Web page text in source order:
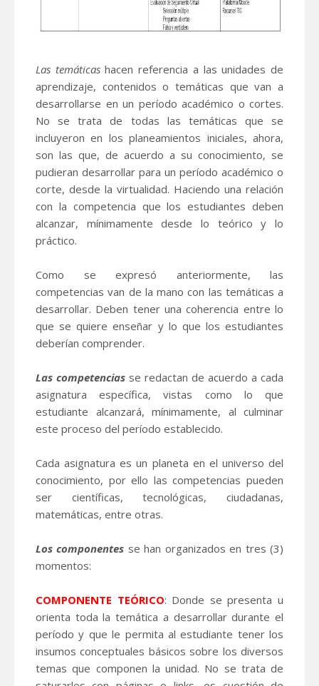
Las temáticashacen referencia a las unidades de
aprendizaje, contenidos o temáticas que van a
desarrollarse en un período académico o cortes.
No se trata de todas las temáticas que se
incluyeron en los planeamientos iniciales, ahora,
son las que, de acuerdo a su conocimiento, se
pudieran desarrollar para un período académico o
corte, desde la virtualidad. Haciendo una relación
con la competencia que los estudiantes deben
alcanzar, mínimamente desde lo teórico y lo
práctico.
Como se expresó anteriormente, las
competencias van de la mano con las temáticas a
desarrollar. Deben tener una coherencia entre lo
que se quiere enseñar y lo que los estudiantes
deberían comprender.
Las competencias se redactan de acuerdo a cada
asignatura específica, vistas como lo que
estudiante alcanzará, mínimamente, al culminar
este proceso del período establecido.
Cada asignatura es un planeta en el universo del
conocimiento, por ello las competencias pueden
ser científicas, tecnológicas, ciudadanas,
matemáticas, entre otras.
Los componentes se han organizados en tres (3)
momentos:
COMPONENTE TEÓRICO: Donde se presenta u
orienta toda la temática a desarrollar durante el
período y que le permita al estudiante tener los
insumos conceptuales básicos sobre los diversos
temas que componen la unidad. No se trata de